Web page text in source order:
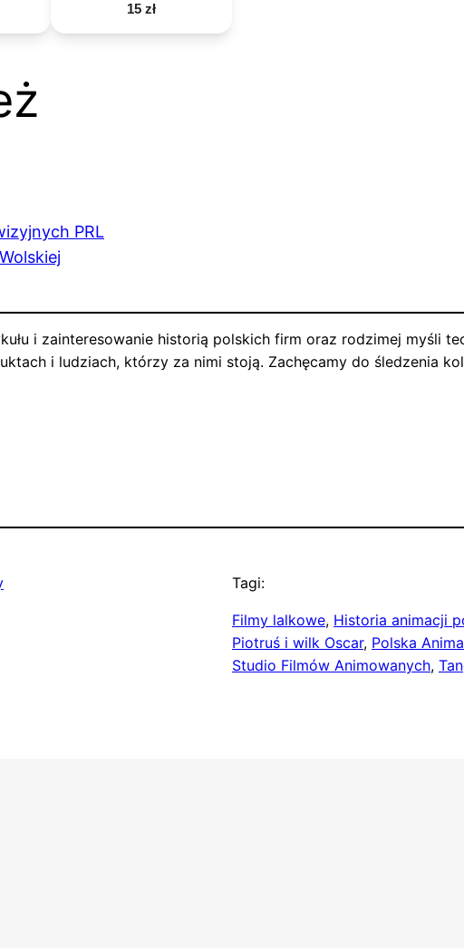
15 zł
PRL
i zainteresowanie historią polskich firm oraz rodzimej myśli
i ludziach, którzy za nimi stoją. Zachęcamy do śledzenia
Tagi:
Filmy lalkowe, Historia animacji
Piotruś i wilk Oscar, Polska
Studio Filmów Animowanych,